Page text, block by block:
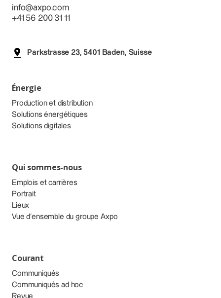
info@axpo.com
+41 56 200 31 11
Parkstrasse 23, 5401 Baden, Suisse
Énergie
Production et distribution
Solutions énergétiques
Solutions digitales
Qui sommes-nous
Emplois et carrières
Portrait
Lieux
Vue d’ensemble du groupe Axpo
Courant
Communiqués
Communiqués ad hoc
Revue